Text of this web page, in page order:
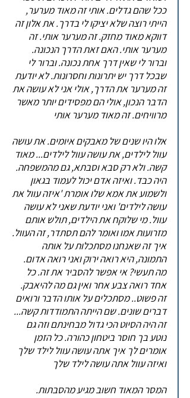
ככל שהם גדלים. אותי זה מאוד מערער,
הייתי רוצה שלא יציקו לי בדרך. את אלון זה
דווקא מאוד מחזק. זה מערער אותי. זה
מערער אותי. האם זאת הדרך הנכונה.
וברור לי שאין דרך אחת נכונה. וברור לי
שבכל דרך יש יתרונות וחסרונות. לא יודעת
זה מערער את הדרך, אולי אני לא עושה את
הדבר הנכון, אולי הם מפסידים יותר מאשר
מרוויחים. זה מאוד מערער אותי
אלו היו שנים של מאבקים איומים. את עושה
עוול לילדים, את עושה עוול לילדים... מאוד
קשה. ולא רק סבא וסבתא, גם מהמשפחה.
היה כבד. ואיזה אדם יכול לעמוד בגאון
ולשמוע את אמא שלו אומרת 'איזה עוול את
עושה לילדים' ואני יודעת שאני לא עושה
עוול. מי שלוקח את הילדים, תולש אותם
מזרועות אמו ואומר להם תסתדר, זה העוול.
איך זה שאנחנו מסתכלות על אותה
התמונה, היא רואה ירוק ואני רואה אדום.
מה תעשי? אי אפשר להסביר את זה. כל
אחד רואה צבע אחר ואין גם מה להיאבק.
זה פשוט.. מסתכלים על אותו הדבר ורואים
דברים שונים. שם הייתה התמודדות קשה...
זה היה הסיוט הכי גדול מבחינתם וזה גם
נוטע בך חוסר ביטחון כהורה. כל הזמן
אומרים לך איך אתה עושה עוול לילד שלך
ואיזה עוול אתה עושה לילד שלך
המסר המאוד חשוב מגיע מהסבתות.